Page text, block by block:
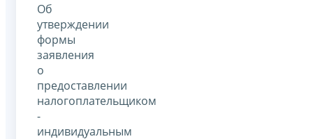
Об
утверждении
формы
заявления
о
предоставлении
налогоплательщиком
-
индивидуальным